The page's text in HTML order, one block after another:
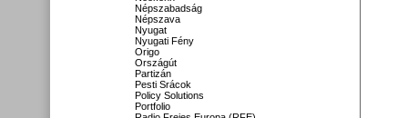
Népszabadság
Népszava
Nyugat
Nyugati Fény
Origo
Országút
Partizán
Pesti Srácok
Policy Solutions
Portfolio